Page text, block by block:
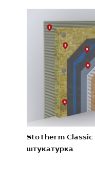
StoTherm Classic
штукатурка